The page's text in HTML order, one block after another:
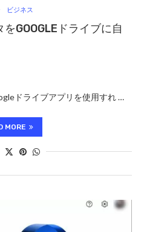
ビジネス
GOOGLEドライブに自
ドライブアプリを使用すれ …
MORE